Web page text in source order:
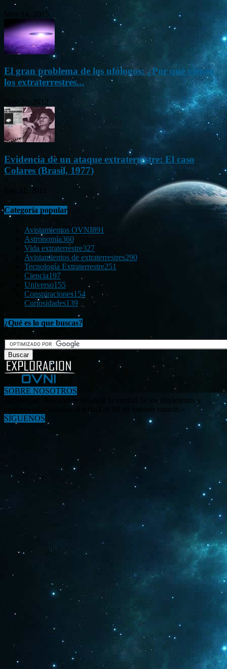
May 14, 2015
El gran problema de los ufólogos: ¿Por qué vienen
los extraterrestres...
Nov 26, 2012
Evidencia de un ataque extraterrestre: El caso
Colares (Brasil, 1977)
Ene 21, 2012
Categoría popular
Avistamientos OVNI891
Astronomía360
Vida extraterrestre327
Avistamientos de extraterrestres290
Tecnología Extraterrestre251
Ciencia197
Universo155
Conspiraciones154
Curiosidades139
¿Qué es lo que buscas?
SOBRE NOSOTROS
«Investigar, descubrir y difundir la verdad de los fenómenos y
enigmas relacionados al tema OVNI en nuestro mundo.»
SÍGUENOS